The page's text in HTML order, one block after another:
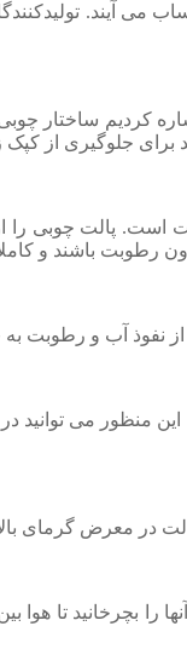
آیند.
کردیم
برای جلوگیری از
است. پالت چوبی
رطوبت باشند و
نفوذ آب و رطوبت به
این منظور می
در معرض گرمای
بچرخانید تا هوا